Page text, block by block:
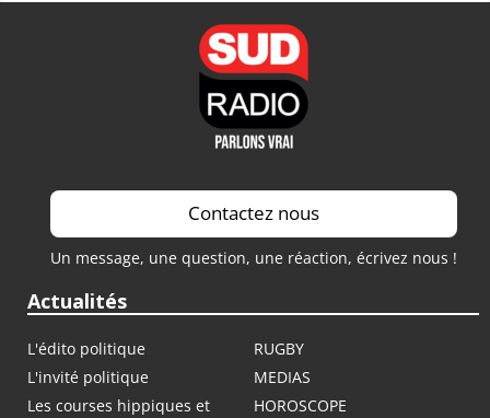
Contactez nous
Un message, une question, une réaction, écrivez nous !
Actualités
L'édito politique
RUGBY
L'invité politique
MEDIAS
Les courses hippiques et
HOROSCOPE